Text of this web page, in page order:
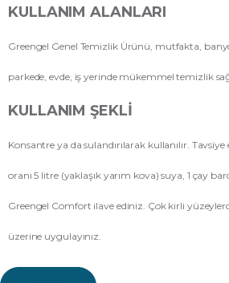
KULLANIM ALANLARI
Greengel Genel Temizlik Ürünü, mutfakta,
parkede, evde, iş yerinde mükemmel temizlik
KULLANIM ŞEKLI
Konsantre ya da sulandırılarak kullanılır.
oranı 5 litre (yaklaşık yarım kova) suya, 1 çay
Greengel Comfort ilave ediniz. Çok kirli
üzerine uygulayınız.